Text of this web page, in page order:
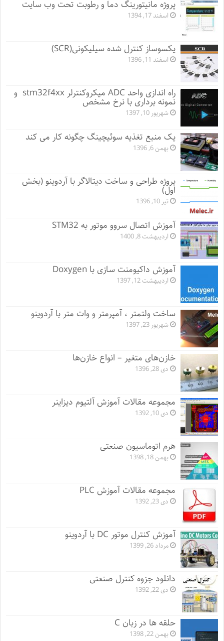
پروژه مانيتورينگ دما و رطوبت تحت وب سایت
اسفند 17, 1394
یکسوساز کنترل شده سیلیکونی(SCR)
اسفند 11, 1396
راه اندازی واحد ADC میکروکنترلر stm32f4xx و
نمونه برداری با نرخ مشخص
شهریور 10, 1397
یک منبع تغذیه سوئیچینگ چگونه کار می کند
بهمن 6, 1396
پروژه طراحی و ساخت دیتالاگر با آردوینو (بخش
اول)
تیر 10, 1396
آموزش اتصال سروو موتور به STM32
اردیبهشت 8, 1400
آموزش داکیومنت سازی با Doxygen
اردیبهشت 12, 1397
ساخت ولتمتر ، آمپرمتر و وات متر با آردوینو
شهریور 23, 1397
خازن‌های متغیر – انواع خازن‌ها
دی 28, 1396
مجموعه مقالات آموزش آلتیوم دیزاینر
دی 10, 1392
هرم اتوماسیون صنعتی
بهمن 18, 1398
مجموعه مقالات آموزش PLC
دی 23, 1392
آموزش کنترل موتور DC با آردوینو
مرداد 26, 1399
دانلود جزوه کنترل صنعتی
دی 22, 1392
حلقه ها در زبان C
بهمن 22, 1398